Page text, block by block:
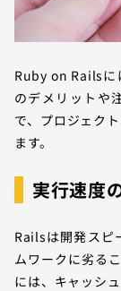
Ruby on Railsに
のデメリットや
で、プロジェク
ます。
実行速度
Railsは開発スピ
ムワークに劣る
には、キャッシ